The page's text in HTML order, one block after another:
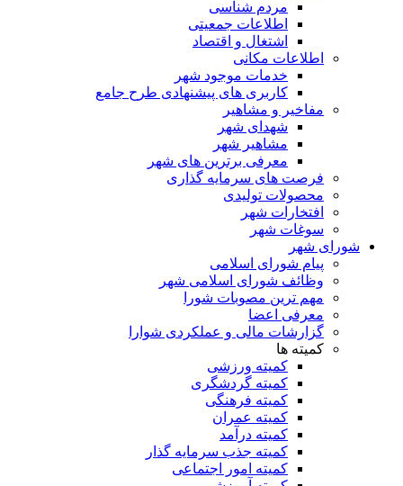
مردم شناسی
اطلاعات جمعیتی
اشتغال و اقتصاد
اطلاعات مکانی
خدمات موجود شهر
کاربری های پیشنهادی طرح جامع
مفاخیر و مشاهیر
شهدای شهر
مشاهیر شهر
معرفی برترین های شهر
فرصت های سرمایه گذاری
محصولات تولیدی
افتخارات شهر
سوغات شهر
شورای شهر
پیام شورای اسلامی
وظائف شورای اسلامی شهر
مهم ترین مصوبات شورا
معرفی اعضا
گزارشات مالی و عملکردی شوارا
کمیته ها
کمیته ورزشی
کمیته گردشگری
کمیته فرهنگی
کمیته عمران
کمیته درآمد
کمیته جذب سرمایه گذار
کمیته امور اجتماعی